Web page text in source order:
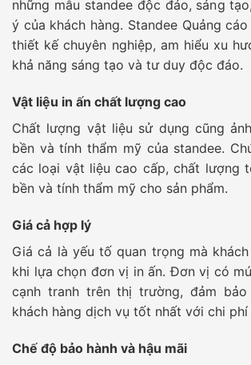
những mẫu standee độc đáo, sáng
ý của khách hàng. Standee Quảng
thiết kế chuyên nghiệp, am hiểu xu
khả năng sáng tạo và tư duy độc đáo.
Vật liệu in ấn chất lượng cao
Chất lượng vật liệu sử dụng cũng
bền và tính thẩm mỹ của standee.
các loại vật liệu cao cấp, chất lượng
bền và tính thẩm mỹ cho sản phẩm.
Giá cả hợp lý
Giá cả là yếu tố quan trọng mà
khi lựa chọn đơn vị in ấn. Đơn vị có
cạnh tranh trên thị trường, đảm
khách hàng dịch vụ tốt nhất với chi
Chế độ bảo hành và hậu mãi